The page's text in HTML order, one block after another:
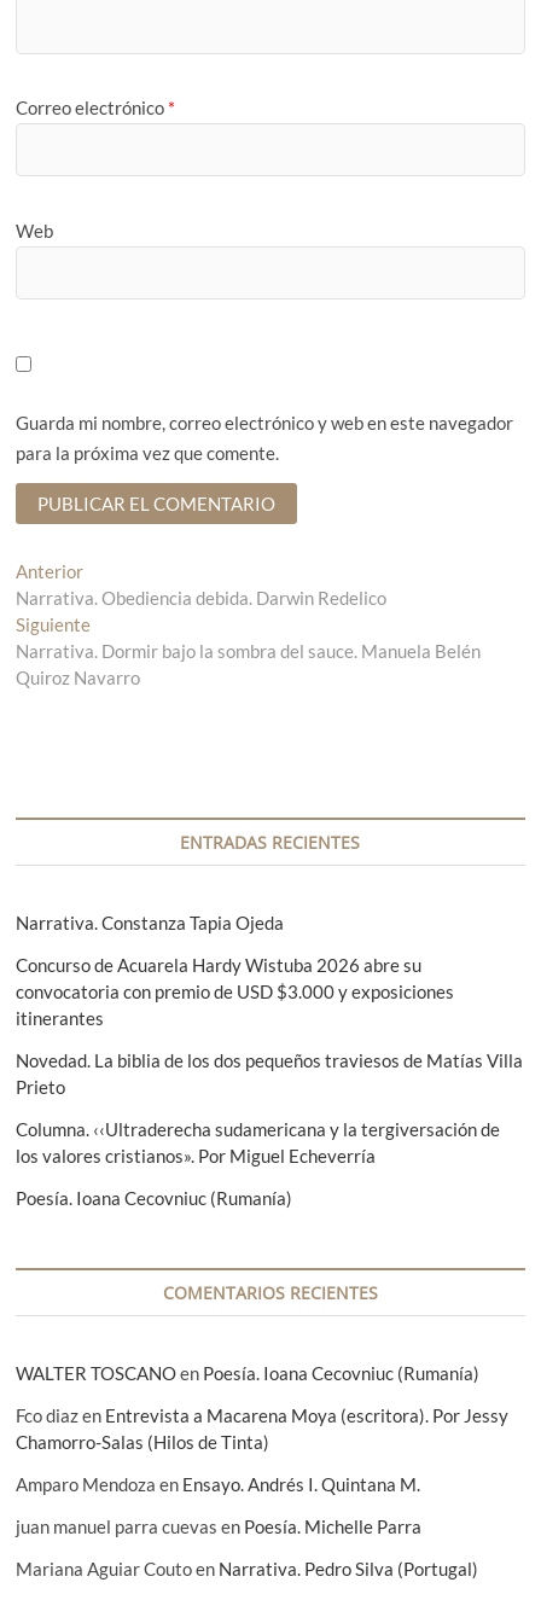
Correo electrónico *
Web
Guarda mi nombre, correo electrónico y web en este navegador
para la próxima vez que comente.
N
a
v
e
c
n
d
e
e
n
t
r
a
a
s
Anterior
n
t
r
a
r
o
:
Narrativa. Obediencia debida. Darwin Redelico
Siguiente
n
t
g
i
n
t
e
Narrativa. Dormir bajo la sombra del sauce. Manuela Belén
Quiroz Navarro
ENTRADAS RECIENTES
Narrativa. Constanza Tapia Ojeda
Concurso de Acuarela Hardy Wistuba 2026 abre su
convocatoria con premio de USD $3.000 y exposiciones
itinerantes
Novedad. La biblia de los dos pequeños traviesos de Matías Villa
Prieto
Columna. ‹‹Ultraderecha sudamericana y la tergiversación de
los valores cristianos». Por Miguel Echeverría
Poesía. Ioana Cecovniuc (Rumanía)
COMENTARIOS RECIENTES
WALTER TOSCANOen Poesía. Ioana Cecovniuc (Rumanía)
Fco diazen Entrevista a Macarena Moya (escritora). Por Jessy
Chamorro-Salas (Hilos de Tinta)
Amparo Mendoza en Ensayo. Andrés I. Quintana M.
juan manuel parra cuevas en Poesía. Michelle Parra
Mariana Aguiar Coutoen Narrativa. Pedro Silva (Portugal)